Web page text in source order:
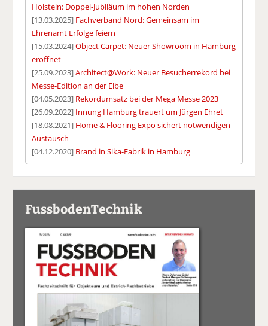
Holstein: Doppel-Jubiläum im hohen Norden
[13.03.2025] Fachverband Nord: Gemeinsam im
Ehrenamt Erfolge feiern
[15.03.2024]Object Carpet: Neuer Showroom in Hamburg
eröffnet
[25.09.2023]Architect@Work: Neuer Besucherrekord bei
Messe-Edition an der Elbe
[04.05.2023] Rekordumsatz bei der Mega Messe 2023
[26.09.2022] Innung Hamburg trauert um Jürgen Ehret
[18.08.2021] Home & Flooring Expo sichert notwendigen
Austausch
[04.12.2020] Brand in Sika-Fabrik in Hamburg
FussbodenTechnik